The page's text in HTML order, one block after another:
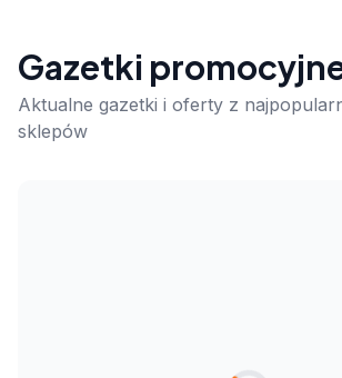
Gazetki
Aktualne gazetki i oferty z
sklepów